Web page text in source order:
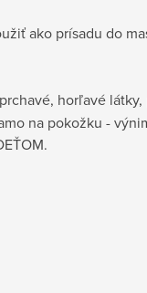
ako prísadu do
horľavé
na pokožku -